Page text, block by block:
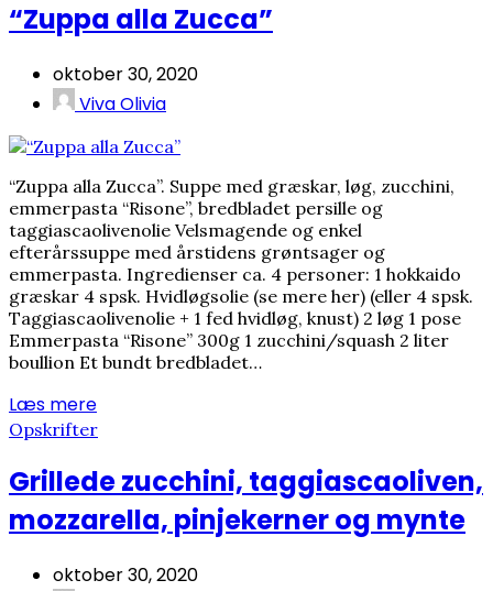
“Zuppa alla Zucca”
oktober 30, 2020
Viva Olivia
“Zuppa alla Zucca”. Suppe med græskar, løg, zucchini,
emmerpasta “Risone”, bredbladet persille og
taggiascaolivenolie Velsmagende og enkel
efterårssuppe med årstidens grøntsager og
emmerpasta. Ingredienser ca. 4 personer: 1 hokkaido
græskar 4 spsk. Hvidløgsolie (se mere her) (eller 4 spsk.
Taggiascaolivenolie + 1 fed hvidløg, knust) 2 løg 1 pose
Emmerpasta “Risone” 300g 1 zucchini/squash 2 liter
boullion Et bundt bredbladet…
Læs mere
Opskrifter
Grillede zucchini, taggiascaoliven,
mozzarella, pinjekerner og mynte
oktober 30, 2020